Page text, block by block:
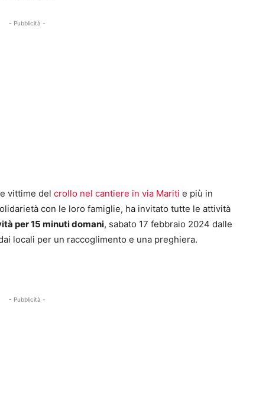
- Pubblicità -
vittime del crollo nel cantiere in via Mariti e più in
con le loro famiglie, ha invitato tutte le attività
per 15 minuti domani, sabato 17 febbraio 2024 dalle
locali per un raccoglimento e una preghiera.
- Pubblicità -